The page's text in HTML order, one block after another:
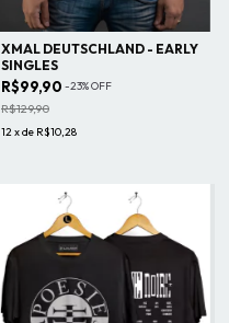
XMAL DEUTSCHLAND - EARLY
SINGLES
R$99,90 -23%OFF
R$129,90
12xde R$10,28